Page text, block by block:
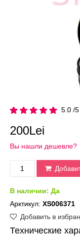
5.0 /5
200Lei
Вы нашли дешевле?
В наличии: Да
Арктикул: XS006371
Добавить в
Технические